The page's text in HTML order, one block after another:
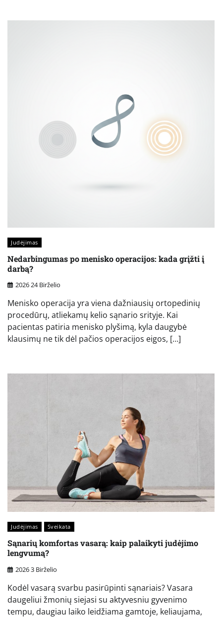
Judėjimas
Nedarbingumas po menisko operacijos: kada grįžti į
darbą?
2026 24 Birželio
Menisko operacija yra viena dažniausių ortopedinių
procedūrų, atliekamų kelio sąnario srityje. Kai
pacientas patiria menisko plyšimą, kyla daugybė
klausimų ne tik dėl pačios operacijos eigos, […]
Judėjimas Sveikata
Sąnarių komfortas vasarą: kaip palaikyti judėjimo
lengvumą?
2026 3 Birželio
Kodėl vasarą svarbu pasirūpinti sąnariais? Vasara
daugeliui žmonių siejasi su aktyvesniu gyvenimo
tempu, daugiau laiko leidžiama gamtoje, keliaujama,